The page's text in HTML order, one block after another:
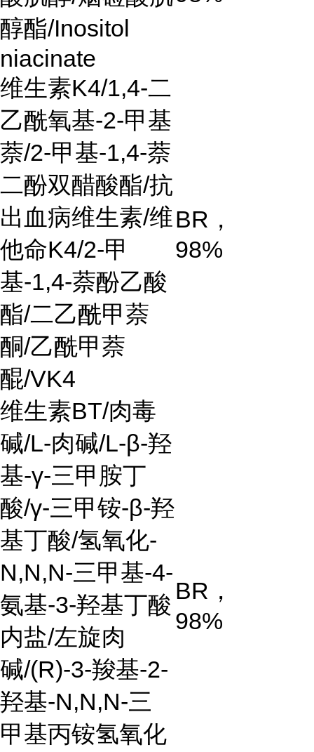
醇酯/Inositol
niacinate
维生素K4/1,4-二
乙酰氧基-2-甲基
萘/2-甲基-1,4-萘
二酚双醋酸酯/抗
出血病维生素/维
他命K4/2-甲
基-1,4-萘酚乙酸
酯/二乙酰甲萘
酮/乙酰甲萘
醌/VK4
BR ，
98%
维生素BT/肉毒
碱/L-肉碱/L-β-羟
基-γ-三甲胺丁
酸/γ-三甲铵-β-羟
基丁酸/氢氧化-
N,N,N-三甲基-4-
氨基-3-羟基丁酸
内盐/左旋肉
碱/(R)-3-羧基-2-
羟基-N,N,N-三
甲基丙铵氢氧化
BR ，
98%